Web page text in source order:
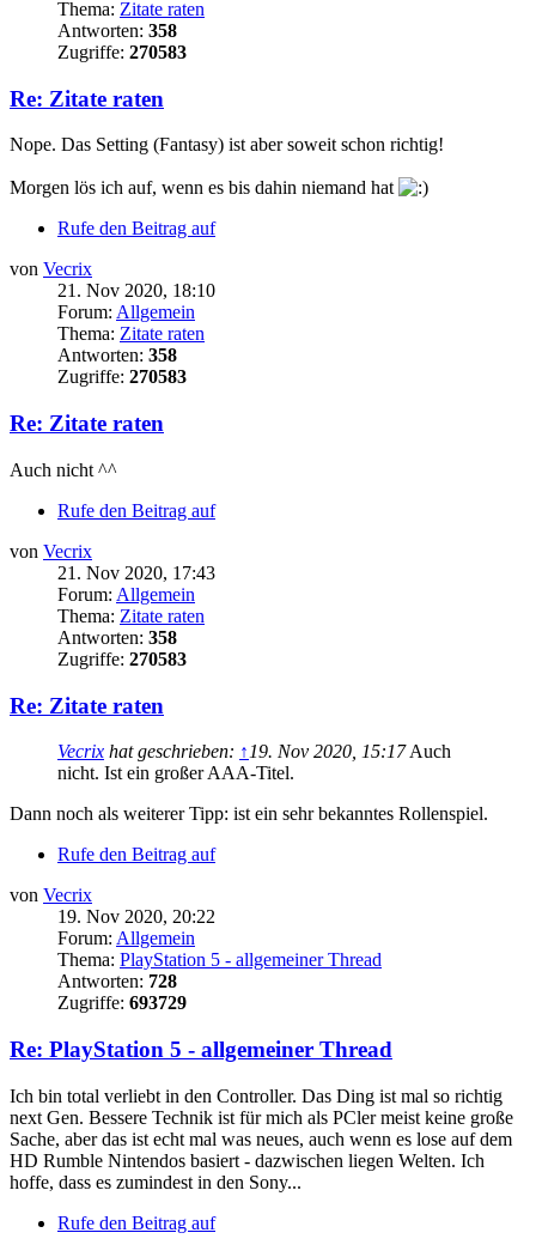
Thema: Zitate raten
Antworten: 358
Zugriffe: 270583
Re: Zitate raten
Nope. Das Setting (Fantasy) ist aber soweit schon richtig!
Morgen lös ich auf, wenn es bis dahin niemand hat
Rufe den Beitrag auf
von Vecrix
21. Nov 2020, 18:10
Forum: Allgemein
Thema: Zitate raten
Antworten: 358
Zugriffe: 270583
Re: Zitate raten
Auch nicht ^^
Rufe den Beitrag auf
von Vecrix
21. Nov 2020, 17:43
Forum: Allgemein
Thema: Zitate raten
Antworten: 358
Zugriffe: 270583
Re: Zitate raten
Vecrix hat geschrieben: ↑ 19. Nov 2020, 15:17Auch
nicht. Ist ein großer AAA-Titel.
Dann noch als weiterer Tipp: ist ein sehr bekanntes Rollenspiel.
Rufe den Beitrag auf
von Vecrix
19. Nov 2020, 20:22
Forum: Allgemein
Thema: PlayStation 5 - allgemeiner Thread
Antworten: 728
Zugriffe: 693729
Re: PlayStation 5 - allgemeiner Thread
Ich bin total verliebt in den Controller. Das Ding ist mal so richtig
next Gen. Bessere Technik ist für mich als PCler meist keine große
Sache, aber das ist echt mal was neues, auch wenn es lose auf dem
HD Rumble Nintendos basiert - dazwischen liegen Welten. Ich
hoffe, dass es zumindest in den Sony...
Rufe den Beitrag auf